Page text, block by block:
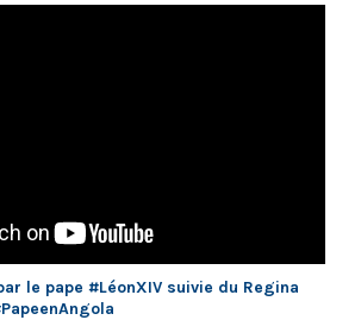
le pape #LéonXIV suivie du Regina